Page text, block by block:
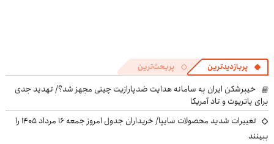
پربازدیدترین پربحث‌ترین
خیبرشکن ایران به سامانه هدایت ضدپارازیت چینی مجهز شد؟/ تهدید جدی
برای پاتریوت و تاد آمریکا
تغییرات شدید محصولات سایپا/ خریداران جدول امروز جمعه ۱۶ مرداد ۱۴۰۵ را
ببینند